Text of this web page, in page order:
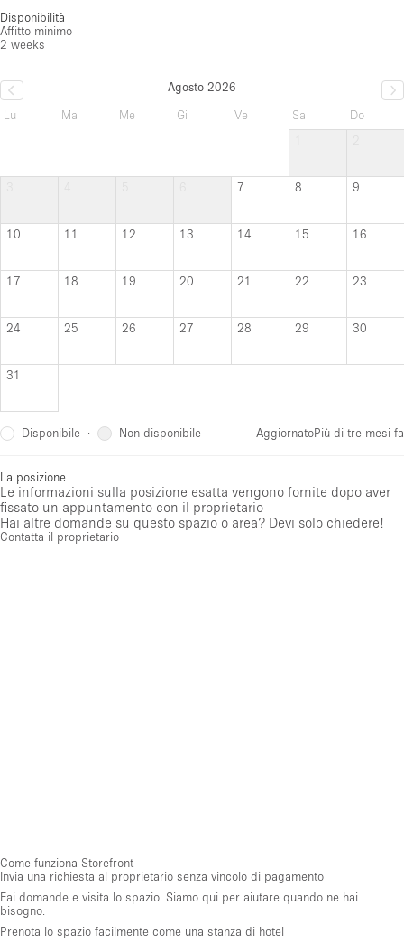
Disponibilità
Affitto minimo
2 weeks
Agosto 2026
Lu
Ma Me Gi Ve Sa
Do
7 8 9
10 11 12 13 14 15 16
17 18 19 20 21 22 23
24 25 26 27 28 29 30
31
Disponibile · Non disponibile AggiornatoPiù di tre mesi fa
La posizione
Le informazioni sulla posizione esatta vengono fornite dopo aver
fissato un appuntamento con il proprietario
Hai altre domande su questo spazio o area? Devi solo chiedere!
Contatta il proprietario
Come funziona Storefront
Invia una richiesta al proprietario senza vincolo di pagamento
Fai domande e visita lo spazio. Siamo qui per aiutare quando ne hai
bisogno.
Prenota lo spazio facilmente come una stanza di hotel